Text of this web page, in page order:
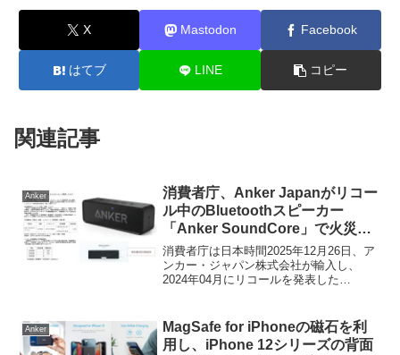
X Mastodon Facebook
はてブ LINE コピー
関連記事
Anker
消費者庁、Anker Japanがリコー
ル中のBluetoothスピーカー
「Anker SoundCore」で火災に
至る事故報告が9月に1件あったと
して情報を公開。回収率は
22.8%。
消費者庁は日本時間2025年12月26日、ア
ンカー・ジャパン株式会社が輸入し、
2024年04月にリコールを発表した
れたとして情報を公開しています。
Anker
MagSafe for iPhoneの磁石を利
用し、iPhone 12シリーズの背面